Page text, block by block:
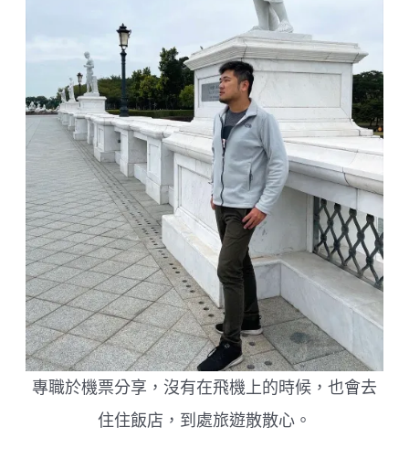
專職於機票分享，沒有在飛機上的時候，也會去
住住飯店，到處旅遊散散心。